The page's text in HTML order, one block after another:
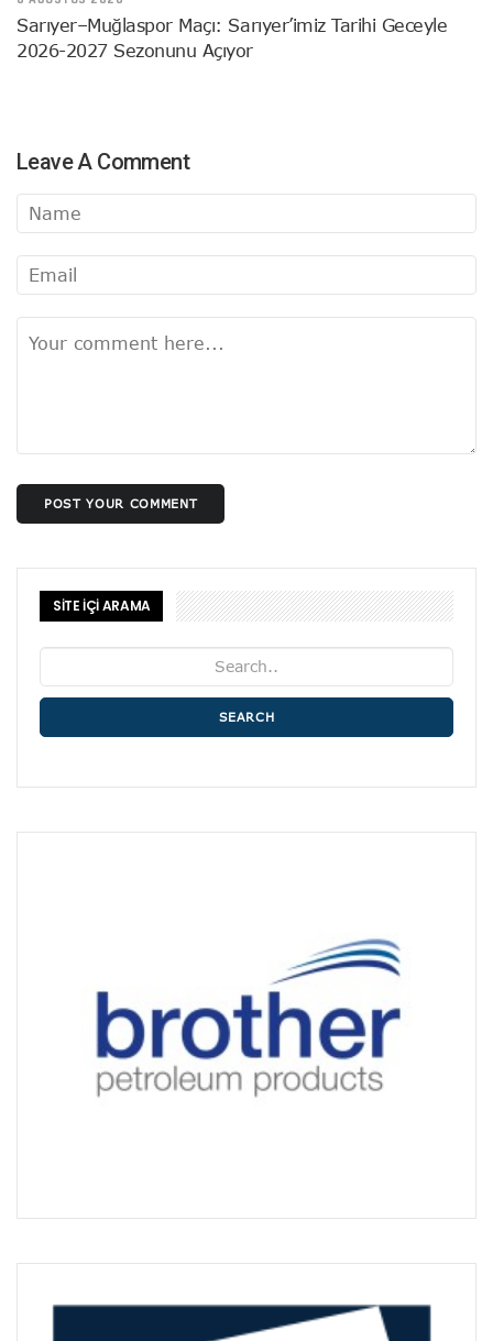
Sarıyer–Muğlaspor Maçı: Sarıyer’imiz Tarihi Geceyle
2026-2027 Sezonunu Açıyor
Leave A Comment
POST YOUR COMMENT
SİTE İÇİ ARAMA
SEARCH